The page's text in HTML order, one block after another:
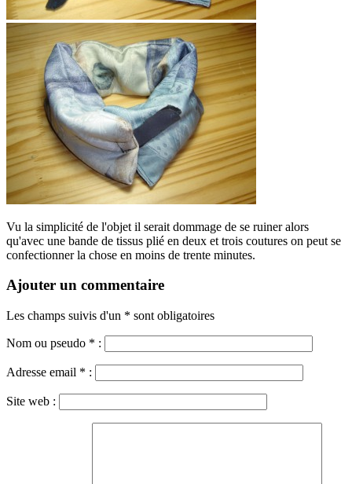
Vu la simplicité de l'objet il serait dommage de se ruiner alors
qu'avec une bande de tissus plié en deux et trois coutures on peut se
confectionner la chose en moins de trente minutes.
Ajouter un commentaire
Les champs suivis d'un * sont obligatoires
Nom ou pseudo * :
Adresse email * :
Site web :